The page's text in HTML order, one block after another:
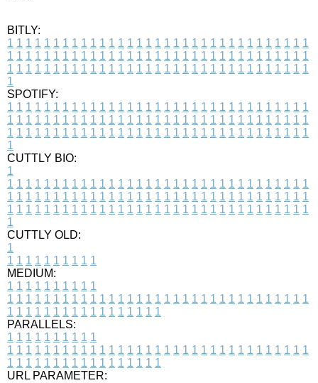
BITLY:
1 1 1 1 1 1 1 1 1 1 1 1 1 1 1 1 1 1 1 1 1 1 1 1 1 1 1 1 1 1 1 1 1
1 1 1 1 1 1 1 1 1 1 1 1 1 1 1 1 1 1 1 1 1 1 1 1 1 1 1 1 1 1 1 1 1
1 1 1 1 1 1 1 1 1 1 1 1 1 1 1 1 1 1 1 1 1 1 1 1 1 1 1 1 1 1 1 1 1
1
SPOTIFY:
1 1 1 1 1 1 1 1 1 1 1 1 1 1 1 1 1 1 1 1 1 1 1 1 1 1 1 1 1 1 1 1 1
1 1 1 1 1 1 1 1 1 1 1 1 1 1 1 1 1 1 1 1 1 1 1 1 1 1 1 1 1 1 1 1 1
1 1 1 1 1 1 1 1 1 1 1 1 1 1 1 1 1 1 1 1 1 1 1 1 1 1 1 1 1 1 1 1 1
1
CUTTLY BIO:
1
1 1 1 1 1 1 1 1 1 1 1 1 1 1 1 1 1 1 1 1 1 1 1 1 1 1 1 1 1 1 1 1 1
1 1 1 1 1 1 1 1 1 1 1 1 1 1 1 1 1 1 1 1 1 1 1 1 1 1 1 1 1 1 1 1 1
1 1 1 1 1 1 1 1 1 1 1 1 1 1 1 1 1 1 1 1 1 1 1 1 1 1 1 1 1 1 1 1 1
1
CUTTLY OLD:
1
1 1 1 1 1 1 1 1 1 1
MEDIUM:
1 1 1 1 1 1 1 1 1 1
1 1 1 1 1 1 1 1 1 1 1 1 1 1 1 1 1 1 1 1 1 1 1 1 1 1 1 1 1 1 1 1 1
1 1 1 1 1 1 1 1 1 1 1 1 1 1 1 1 1
PARALLELS:
1 1 1 1 1 1 1 1 1 1
1 1 1 1 1 1 1 1 1 1 1 1 1 1 1 1 1 1 1 1 1 1 1 1 1 1 1 1 1 1 1 1 1
1 1 1 1 1 1 1 1 1 1 1 1 1 1 1 1 1
URL PARAMETER: